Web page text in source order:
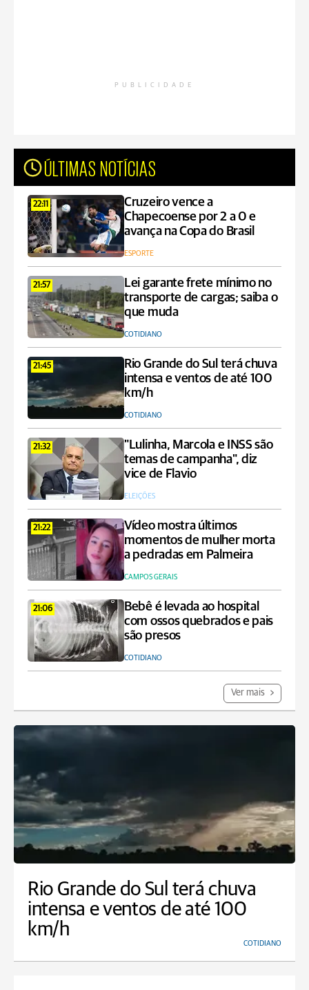
PUBLICIDADE
ÚLTIMAS NOTÍCIAS
22:11
Cruzeiro vence a
Chapecoense por 2 a 0 e
avança na Copa do Brasil
ESPORTE
21:57
Lei garante frete mínimo no
transporte de cargas; saiba o
que muda
COTIDIANO
21:45
Rio Grande do Sul terá chuva
intensa e ventos de até 100
km/h
COTIDIANO
21:32
"Lulinha, Marcola e INSS são
temas de campanha", diz
vice de Flavio
ELEIÇÕES
21:22
Vídeo mostra últimos
momentos de mulher morta
a pedradas em Palmeira
CAMPOS GERAIS
21:06
Bebê é levada ao hospital
com ossos quebrados e pais
são presos
COTIDIANO
Ver mais
Rio Grande do Sul terá chuva
intensa e ventos de até 100
km/h
COTIDIANO